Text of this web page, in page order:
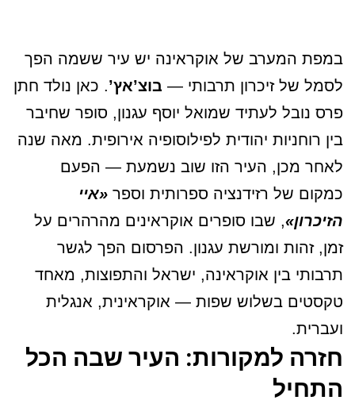
במפת המערב של אוקראינה יש עיר ששמה הפך
לסמל של זיכרון תרבותי — בוצ’אץ’. כאן נולד חתן
פרס נובל לעתיד שמואל יוסף עגנון, סופר שחיבר
בין רוחניות יהודית לפילוסופיה אירופית. מאה שנה
לאחר מכן, העיר הזו שוב נשמעת — הפעם
כמקום של רזידנציה ספרותית וספר «איי
הזיכרון», שבו סופרים אוקראינים מהרהרים על
זמן, זהות ומורשת עגנון. הפרסום הפך לגשר
תרבותי בין אוקראינה, ישראל והתפוצות, מאחד
טקסטים בשלוש שפות — אוקראינית, אנגלית
ועברית.
חזרה למקורות: העיר שבה הכל
התחיל